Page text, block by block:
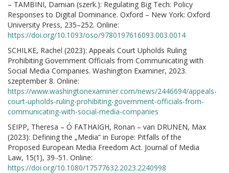
– TAMBINI, Damian (szerk.): Regulating Big Tech: Policy
Responses to Digital Dominance. Oxford – New York: Oxford
University Press, 235–252. Online:
https://doi.org/10.1093/oso/9780197616093.003.0014
SCHILKE, Rachel (2023): Appeals Court Upholds Ruling
Prohibiting Government Officials from Communicating with
Social Media Companies. Washington Examiner, 2023.
szeptember 8. Online:
https://www.washingtonexaminer.com/news/2446694/appeals-
court-upholds-ruling-prohibiting-government-officials-from-
communicating-with-social-media-companies
SEIPP, Theresa – Ó FATHAIGH, Ronan – van DRUNEN, Max
(2023): Defining the „Media” in Europe: Pitfalls of the
Proposed European Media Freedom Act. Journal of Media
Law, 15(1), 39‒51. Online:
https://doi.org/10.1080/17577632.2023.2240998